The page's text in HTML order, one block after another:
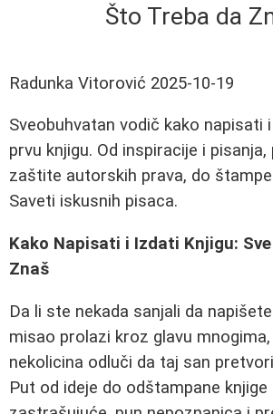
Što Treba da
Radunka Vitorović 2025-10-19
Sveobuhvatan vodič kako napisati
prvu knjigu. Od inspiracije i
zaštite autorskih prava, do
Saveti iskusnih pisaca.
Kako Napisati i Izdati Knjigu:
Znaš
Da li ste nekada sanjali da
misao prolazi kroz glavu
nekolicina odluči da taj san
Put od ideje do odštampane